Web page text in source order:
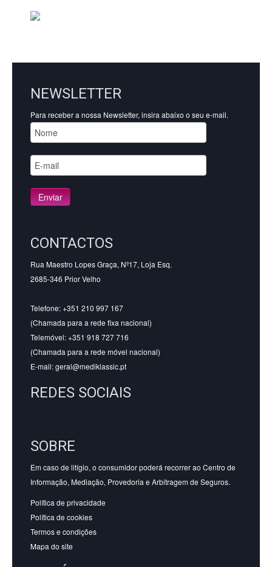
NEWSLETTER
Para receber a nossa Newsletter, insira abaixo o seu e-mail.
CONTACTOS
Rua Maestro Lopes Graça, Nº17, Loja Esq.
2685-346 Prior Velho
Telefone: +351 210 997 167
(Chamada para a rede fixa nacional)
Telemóvel: +351 918 727 716
(Chamada para a rede móvel nacional)
E-mail:geral@mediklassic.pt
REDES SOCIAIS
SOBRE
Em caso de litígio, o consumidor poderá recorrer ao Centro de
Informação, Mediação, Provedoria e Arbitragem de Seguros.
Política de privacidade
Política de cookies
Termos e condições
Mapa do site